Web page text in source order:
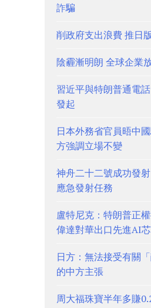
詐騙
削政府支出浪費 推日
陰霾漸明朗 全球企業
習近平與特朗普通電
發起
日本外務省官員晤中
方強調立場不變
神舟二十二號成功發
應急發射任務
盧特尼克：特朗普正
偉達對華出口先進AI
日方：無法接受有關「
的中方主張
周大福珠寶半年多賺